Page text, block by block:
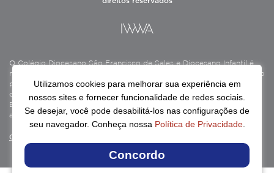
O Colégio Diocesano São Francisco de Sales e Diocesano Infantil é
mantido pela Associação Antônio Vieira (ASAV), instituição de direito
privado sem fins lucrativos, filantrópica, de natureza educativa,
cultural, assistencial e beneficente, certificada como Entidade
Beneficente de Assistência Social (CEBAS), nas áreas de educação e
assistência social.
Continue lendo
Utilizamos cookies para melhorar sua experiência em
nossos sites e fornecer funcionalidade de redes sociais.
Se desejar, você pode desabilitá-los nas configurações de
seu navegador. Conheça nossa Política de Privacidade.
Concordo